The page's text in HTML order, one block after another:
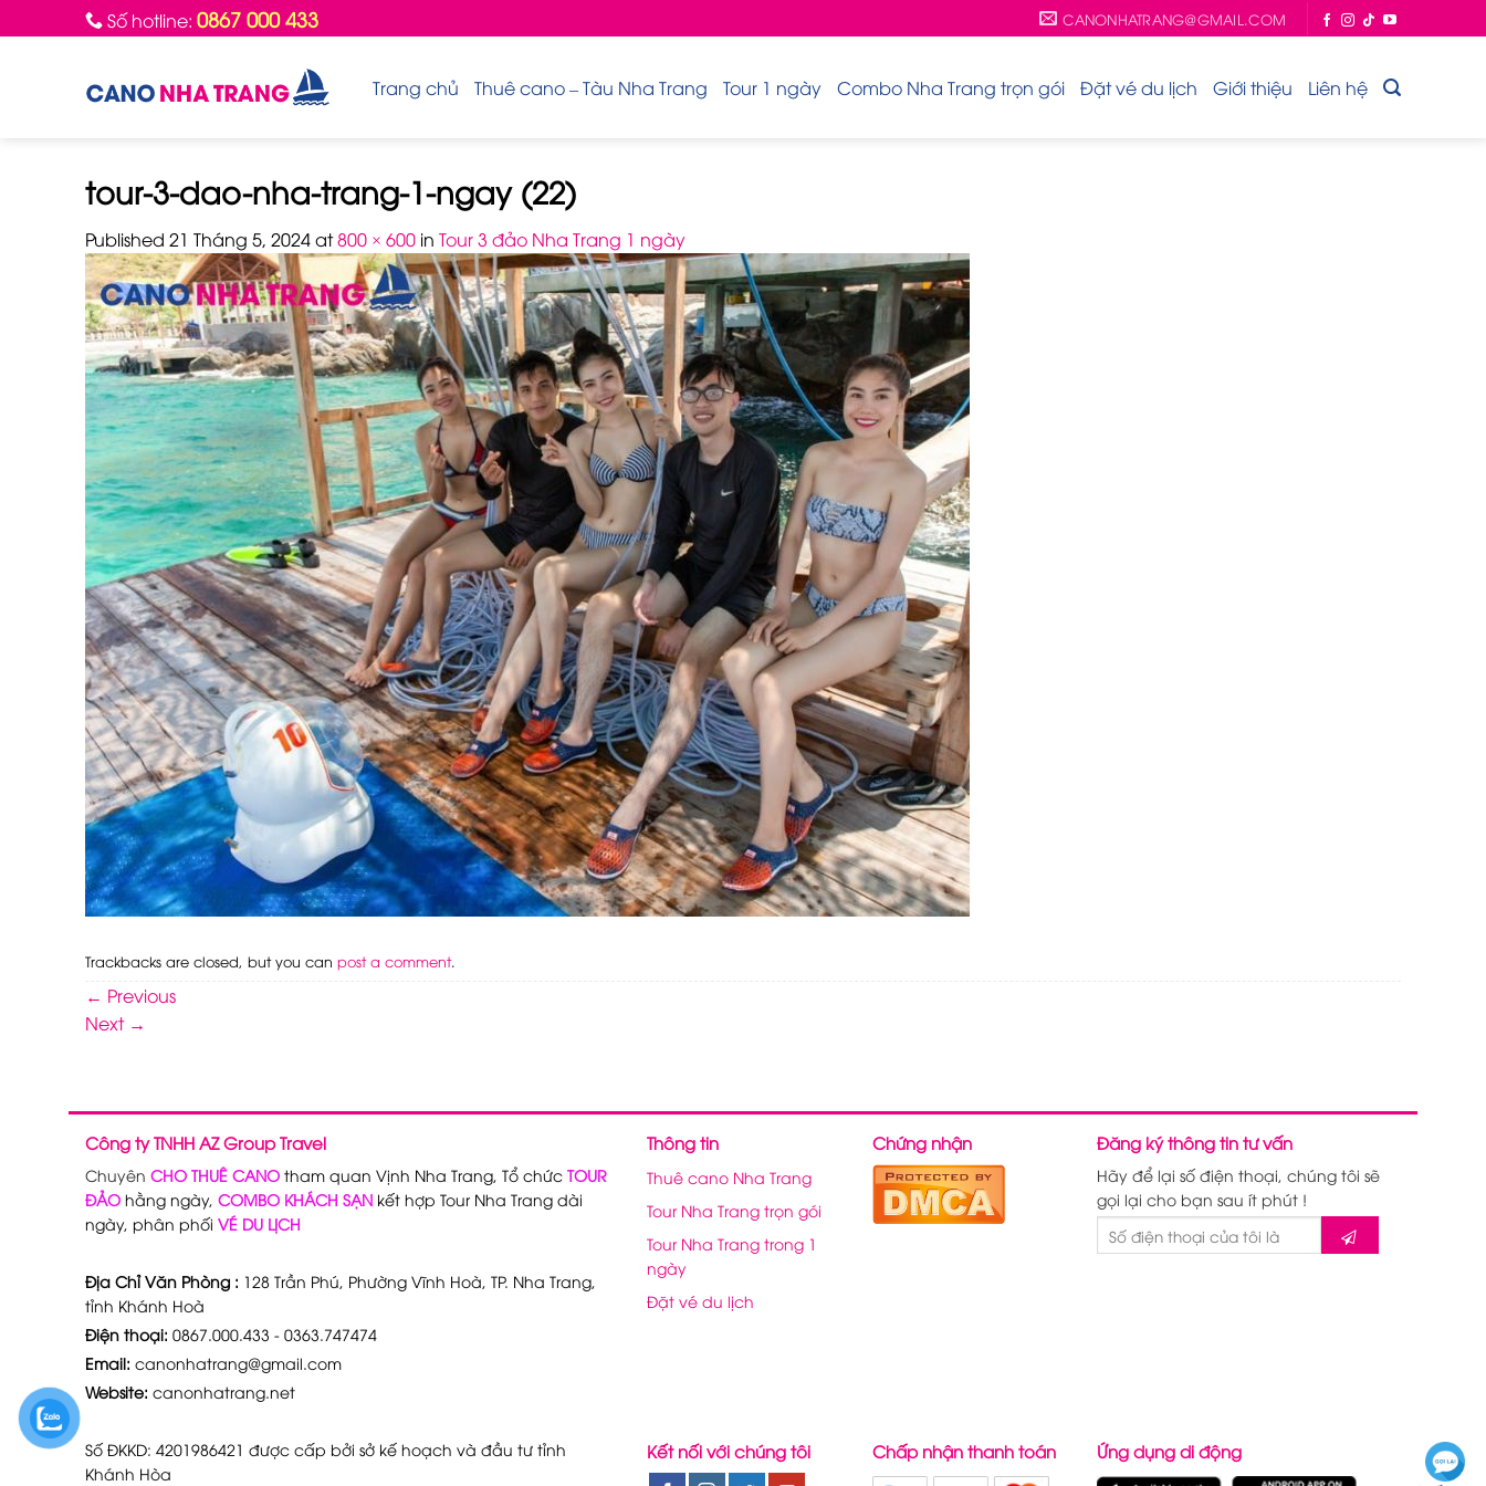
to
Số hotline: 0867 000 433 CANONHATRANG@GMAIL.COM
Trang chủ Thuê cano – Tàu Nha Trang Tour 1 ngày Combo Nha Trang trọn gói Đặt vé du lịch Giới thiệu Liên hệ
tour-3-dao-nha-trang-1-ngay (22)
Published 21 Tháng 5, 2024at800 × 600 in Tour 3 đảo Nha Trang 1 ngày
Trackbacks are closed, but you can post a comment.
← Previous
Next →
Công ty TNHH AZ Group Travel
Chuyên CHO THUÊ CANO tham quan Vịnh Nha Trang, Tổ chức TOUR
ĐẢO hằng ngày, COMBO KHÁCH SẠN kết hợp Tour Nha Trang dài
ngày, phân phối VÉ DU LỊCH
Địa Chỉ Văn Phòng : 128 Trần Phú, Phường Vĩnh Hoà, TP. Nha Trang,
tỉnh Khánh Hoà
Điện thoại: 0867.000.433 - 0363.747474
Email: canonhatrang@gmail.com
Website: canonhatrang.net
Thông tin
Thuê cano Nha Trang
Tour Nha Trang trọn gói
Tour Nha Trang trong 1
ngày
Đặt vé du lịch
Chứng nhận Đăng ký thông tin tư vấn
Hãy để lại số điện thoại, chúng tôi sẽ
gọi lại cho bạn sau ít phút !
Số ĐKKD: 4201986421 được cấp bởi sở kế hoạch và đầu tư tỉnh
Khánh Hòa
Kết nối với chúng tôi Chấp nhận thanh toán Ứng dụng di động